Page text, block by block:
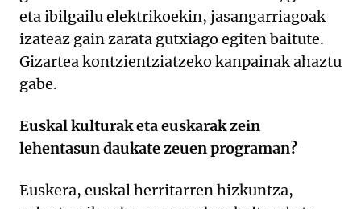
eta ibilgailu elektrikoekin, jasangarriagoak
izateaz gain zarata gutxiago egiten baitute.
Gizartea kontzientziatzeko kanpainak ahaztu
gabe.
Euskal kulturak eta euskarak zein
lehentasun daukate zeuen programan?
Euskera, euskal herritarren hizkuntza,